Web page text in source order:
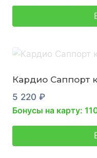
Кардио Саппорт
5 220 ₽
Бонусы на карту: